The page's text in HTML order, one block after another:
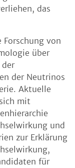
das
von
über
der
der Neutrinos
Aktuelle
mit
und
zur Erklärung
für